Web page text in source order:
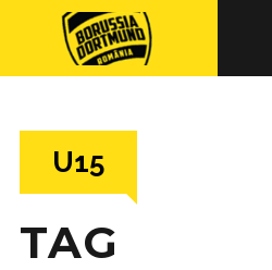
U15
TAG